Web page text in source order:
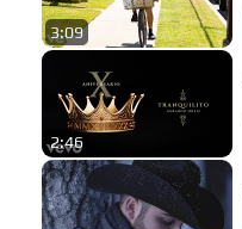
3:09
2:46